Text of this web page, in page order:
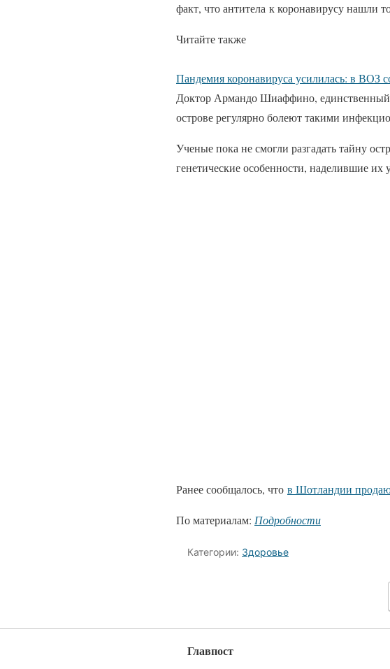
факт, что антитела к коронавирусу нашли
Читайте также
Пандемия коронавируса усилилась: в ВОЗ
Доктор Армандо Шиаффино, единственный
острове регулярно болеют такими
Ученые пока не смогли разгадать тайну
генетические особенности, наделившие
Ранее сообщалось, что в Шотландии
По материалам: Подробности
Категории: Здоровье
Главпост